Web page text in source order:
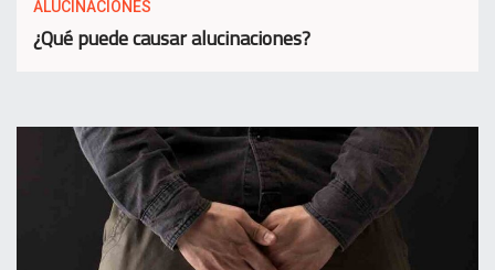
ALUCINACIONES
¿Qué puede causar alucinaciones?